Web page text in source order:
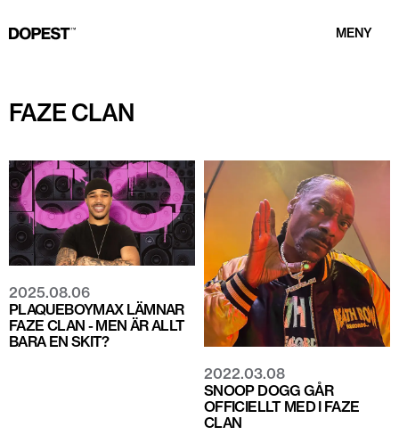
MENY
FAZE CLAN
2025.08.06
PLAQUEBOYMAX LÄMNAR
FAZE CLAN - MEN ÄR ALLT
BARA EN SKIT?
2022.03.08
SNOOP DOGG GÅR
OFFICIELLT MED I FAZE
CLAN